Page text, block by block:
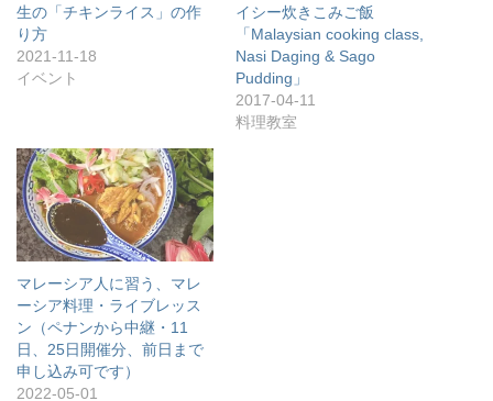
生の「チキンライス」の作
り方
2021-11-18
イベント
イシー炊きこみご飯
「Malaysian cooking class,
Nasi Daging & Sago
Pudding」
2017-04-11
料理教室
マレーシア人に習う、マレ
ーシア料理・ライブレッス
ン（ペナンから中継・11
日、25日開催分、前日まで
申し込み可です）
2022-05-01